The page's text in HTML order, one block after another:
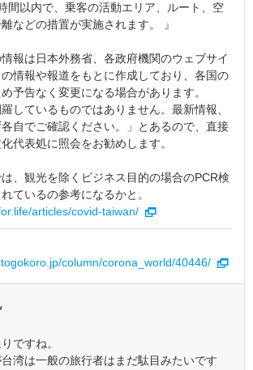
間以内で、乗客の活動エリア、ルート、空
などの措置が実施されます。 』
報は日本外務省、各政府機関のウェブサイ
の情報や報道をもとに作成しており、各国の
予告なく変更になる場合があります。
しているものではありません。最新情報、
自でご確認ください。」とあるので、直接
代表処に照会をお勧めします。
、観光を除くビジネス目的の場合のPCR検
ているの参考になるかと。
articles/covid-taiwan/
column/corona_world/40446/
ですね。
湾は一般の旅行者はまだ駄目みたいです